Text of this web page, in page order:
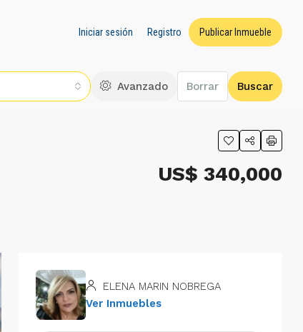
Iniciar sesión Registro Publicar Inmueble
Avanzado Borrar Buscar
US$ 340,000
ELENA MARIN NOBREGA
Ver Inmuebles